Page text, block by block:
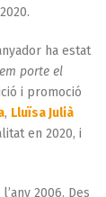
ha estat
porte el
i promoció
, Lluïsa Julià
en 2020, i
2006. Des